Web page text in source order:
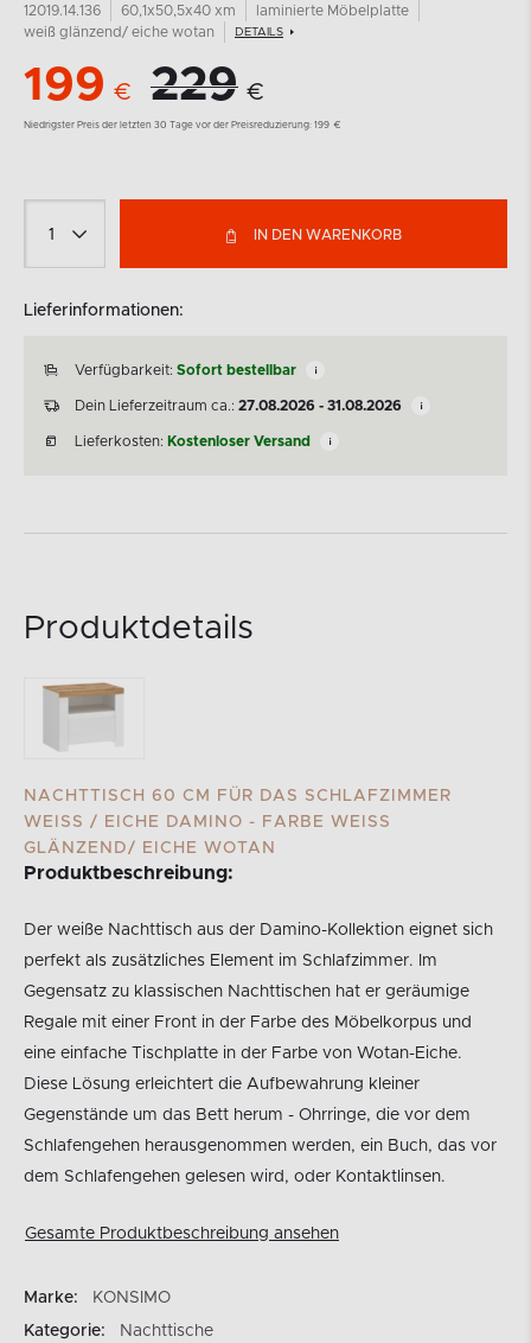
12019.14.136 60,1x50,5x40 xm
laminierte Möbelplatte
weiß glänzend/ eiche wotan
DETAILS
199 € 229 €
Niedrigster Preis der letzten 30 Tage vor der Preisreduzierung: 199 €
IN DEN WARENKORB
Lieferinformationen:
Verfügbarkeit: Sofort bestellbar
Dein Lieferzeitraum ca.: 27.08.2026 - 31.08.2026
Lieferkosten: Kostenloser Versand
Produktdetails
NACHTTISCH 60 CM FÜR DAS SCHLAFZIMMER
WEISS / EICHE DAMINO - FARBE WEISS GL
ÄNZEND/ EICHE WOTAN
Produktbeschreibung:
Der weiße Nachttisch aus der Damino-Kollektion eignet sich
perfekt als zusätzliches Element im Schlafzimmer. Im
Gegensatz zu klassischen Nachttischen hat er geräumige
Regale mit einer Front in der Farbe des Möbelkorpus und
eine einfache Tischplatte in der Farbe von Wotan-Eiche.
Diese Lösung erleichtert die Aufbewahrung kleiner
Gegenstände um das Bett herum - Ohrringe, die vor dem
Schlafengehen herausgenommen werden, ein Buch, das vor
dem Schlafengehen gelesen wird, oder Kontaktlinsen.
Gesamte Produktbeschreibung ansehen
Marke:
KONSIMO
Kategorie:
Nachttische